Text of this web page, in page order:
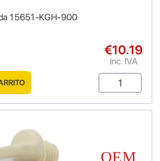
15651-KGH-900
€10.19
Inc. IVA